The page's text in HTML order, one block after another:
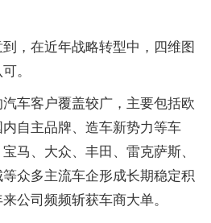
，在近年战略转型中，四维图
。
车客户覆盖较广，主要包括欧
自主品牌、造车新势力等车
马、大众、丰田、雷克萨斯、
众多主流车企形成长期稳定积
公司频频斩获车商大单。